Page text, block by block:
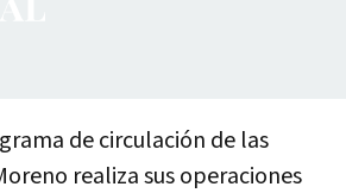
de circulación de las
realiza sus operaciones